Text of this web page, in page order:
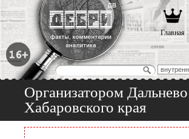
Главная
Организатором
Хабаровского края